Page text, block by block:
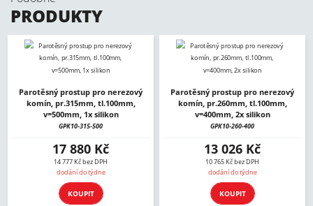
PRODUKTY
Parotěsný prostup pro nerezový
komín, pr.315mm, tl.100mm,
v=500mm, 1x silikon
GPK10-315-500
17 880 Kč
14 777 Kč bez DPH
dodání do týdne
KOUPIT
Parotěsný prostup pro nerezový
komín, pr.260mm, tl.100mm,
v=400mm, 2x silikon
GPK10-260-400
13 026 Kč
10 765 Kč bez DPH
dodání do týdne
KOUPIT